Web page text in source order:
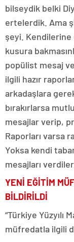
bilseydik belki
ertelerdik. Ama
şeyi. Kendilerine
kusura
popülist mesaj
ilgili hazır
arkadaşlara
bırakırlarsa
mesajlar verip,
Raporları varsa
Yoksa kendi
mesajları
YENİ EĞİTİM
BİLDİRİLDİ
“Türkiye Yüzyılı
müfredatla ilgili